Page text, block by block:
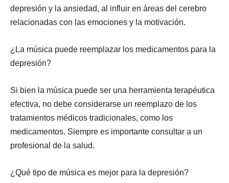
depresión y la ansiedad, al influir en áreas del cerebro
relacionadas con las emociones y la motivación.
¿La música puede reemplazar los medicamentos para la
depresión?
Si bien la música puede ser una herramienta terapéutica
efectiva, no debe considerarse un reemplazo de los
tratamientos médicos tradicionales, como los
medicamentos. Siempre es importante consultar a un
profesional de la salud.
¿Qué tipo de música es mejor para la depresión?